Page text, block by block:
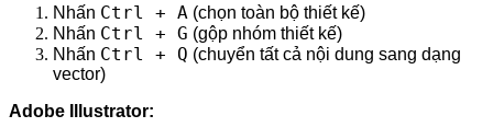
Nhấn Ctrl + A (chọn toàn bộ thiết kế)
Nhấn Ctrl + G (gộp nhóm thiết kế)
Nhấn Ctrl + Q (chuyển tất cả nội dung sang dạng
vector)
Adobe Illustrator: